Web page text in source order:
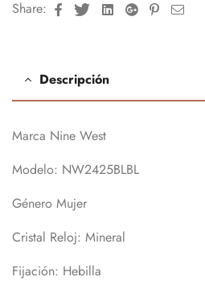
Share:
FacebookTwitterLinkedinGoogle+Pinterest
Email
Descripción
Marca Nine West
Modelo: NW2425BLBL
Género Mujer
Cristal Reloj: Mineral
Fijación: Hebilla